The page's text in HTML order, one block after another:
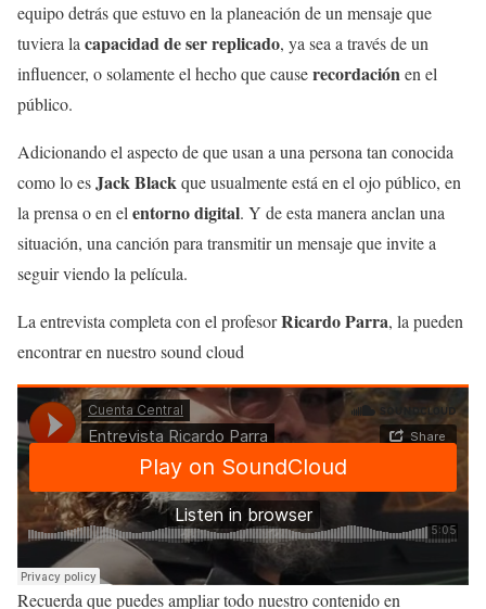
equipo detrás que estuvo en la planeación de un mensaje que
tuviera lacapacidad de ser replicado, ya sea a través de un
influencer, o solamente el hecho que causerecordaciónen el
público.
Adicionando el aspecto de que usan a una persona tan conocida
como lo esJack Blackque usualmente está en el ojo público, en
la prensa o en elentorno digital. Y de esta manera anclan una
situación, una canción para transmitir un mensaje que invite a
seguir viendo la película.
La entrevista completa con el profesorRicardo Parra, la pueden
encontrar en nuestro sound cloud
Recuerda que puedes ampliar todo nuestro contenido en